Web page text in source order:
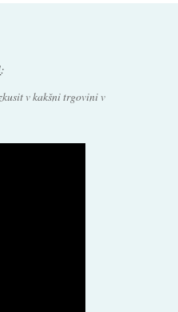
:
v kakšni trgovini v